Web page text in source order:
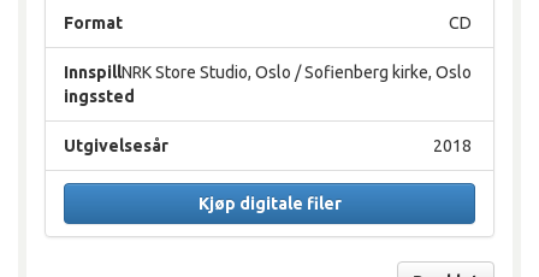
CD
Format
NRK Store Studio, Oslo / Sofienberg kirke, Oslo
Innspill
ingssted
2018
Utgivelsesår
Kjøp digitale filer